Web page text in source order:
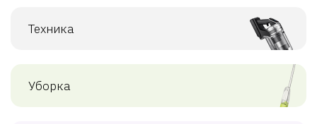
Техника
Уборка